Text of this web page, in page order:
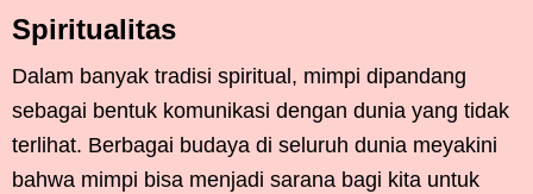
Spiritualitas
Dalam banyak tradisi spiritual, mimpi dipandang
sebagai bentuk komunikasi dengan dunia yang tidak
terlihat. Berbagai budaya di seluruh dunia meyakini
bahwa mimpi bisa menjadi sarana bagi kita untuk